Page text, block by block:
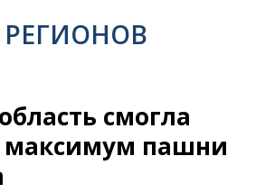
смогла
максимум пашни